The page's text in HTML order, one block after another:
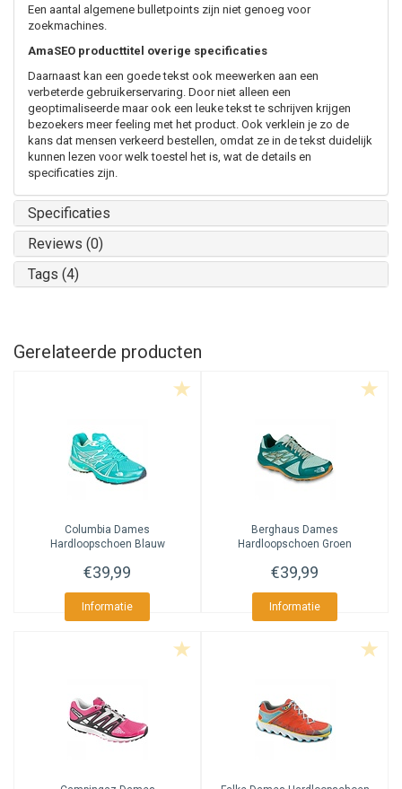
Een aantal algemene bulletpoints zijn niet genoeg voor
zoekmachines.
AmaSEO producttitel overige specificaties
Daarnaast kan een goede tekst ook meewerken aan een
verbeterde gebruikerservaring. Door niet alleen een
geoptimaliseerde maar ook een leuke tekst te schrijven krijgen
bezoekers meer feeling met het product. Ook verklein je zo de
kans dat mensen verkeerd bestellen, omdat ze in de tekst duidelijk
kunnen lezen voor welk toestel het is, wat de details en
specificaties zijn.
Specificaties
Reviews (0)
Tags (4)
Gerelateerde producten
Columbia Dames
Hardloopschoen Blauw
€39,99
Informatie
Berghaus Dames
Hardloopschoen Groen
€39,99
Informatie